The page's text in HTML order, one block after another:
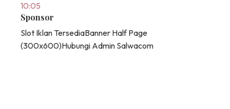
10:05
Sponsor
Slot Iklan TersediaBanner Half Page
(300x600)Hubungi Admin Salwacom